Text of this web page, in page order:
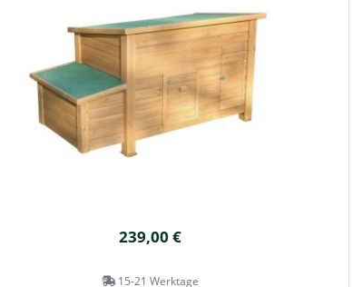
239,00 €
15-21 Werktage